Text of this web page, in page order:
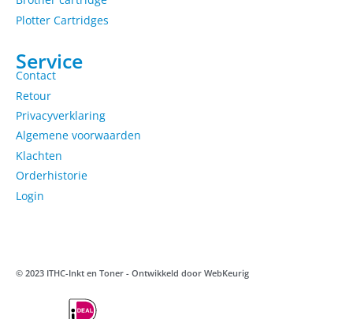
Plotter Cartridges
Service
Contact
Retour
Privacyverklaring
Algemene voorwaarden
Klachten
Orderhistorie
Login
© 2023 ITHC-Inkt en Toner - Ontwikkeld door WebKeurig